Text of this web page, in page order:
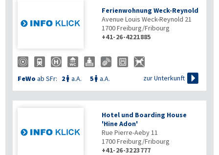
Ferienwohnung Weck-Reynold
Avenue Louis Weck-Reynold 21
1700Freiburg/Fribourg
+41-26-4221885
FeWo ab SFr: 2  a.A. 5  a.A. zur Unterkunft 
Hotel und Boarding House
'Hine Adon'
Rue Pierre-Aeby 11
1700Freiburg/Fribourg
+41-26-3223777